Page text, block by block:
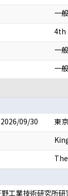
一
4th
一
一
09/30
東
業技術研究所研